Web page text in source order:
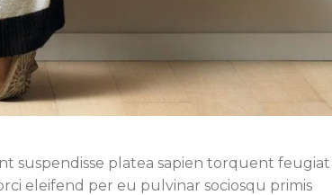
suspendisse platea sapien torquent feugiat
eleifend per eu pulvinar sociosqu primis